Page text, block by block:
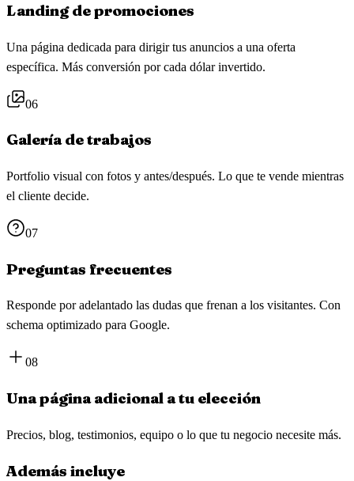
Landing de promociones
Una página dedicada para dirigir tus anuncios a una oferta
específica. Más conversión por cada dólar invertido.
06
Galería de trabajos
Portfolio visual con fotos y antes/después. Lo que te vende mientras
el cliente decide.
07
Preguntas frecuentes
Responde por adelantado las dudas que frenan a los visitantes. Con
schema optimizado para Google.
08
Una página adicional a tu elección
Precios, blog, testimonios, equipo o lo que tu negocio necesite más.
Además incluye